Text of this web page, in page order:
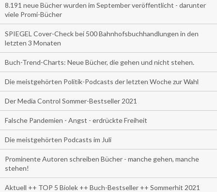
8.191 neue Bücher wurden im September veröffentlicht - darunter
viele Promi-Bücher
SPIEGEL Cover-Check bei 500 Bahnhofsbuchhandlungen in den
letzten 3 Monaten
Buch-Trend-Charts: Neue Bücher, die gehen und nicht stehen.
Die meistgehörten Politik-Podcasts der letzten Woche zur Wahl
Der Media Control Sommer-Bestseller 2021
Falsche Pandemien - Angst - erdrückte Freiheit
Die meistgehörten Podcasts im Juli
Prominente Autoren schreiben Bücher - manche gehen, manche
stehen!
Aktuell ++ TOP 5 Biolek ++ Buch-Bestseller ++ Sommerhit 2021